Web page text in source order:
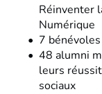
Réinventer
Numérique
7
48 alumni
leurs
sociaux